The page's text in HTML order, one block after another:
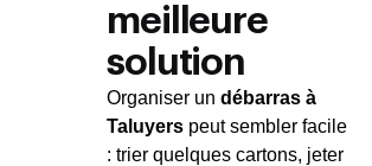
meilleure
solution
Organiser un débarras à
Taluyers peut sembler facile
: trier quelques cartons, jeter